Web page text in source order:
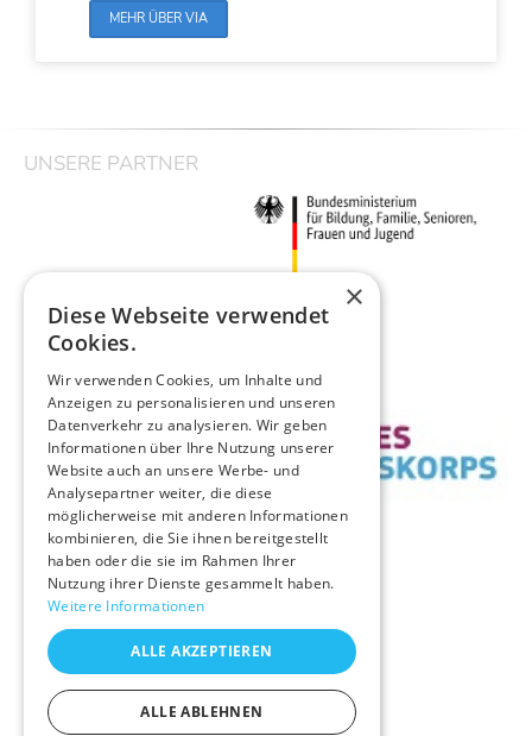
MEHR ÜBER VIA
UNSERE PARTNER
×
Diese Webseite verwendet
Cookies.
Wir verwenden Cookies, um Inhalte und
Anzeigen zu personalisieren und unseren
Datenverkehr zu analysieren. Wir geben
Informationen über Ihre Nutzung unserer
Website auch an unsere Werbe- und
Analysepartner weiter, die diese
möglicherweise mit anderen Informationen
kombinieren, die Sie ihnen bereitgestellt
haben oder die sie im Rahmen Ihrer
Nutzung ihrer Dienste gesammelt haben.
Weitere Informationen
ALLE AKZEPTIEREN
ALLE ABLEHNEN